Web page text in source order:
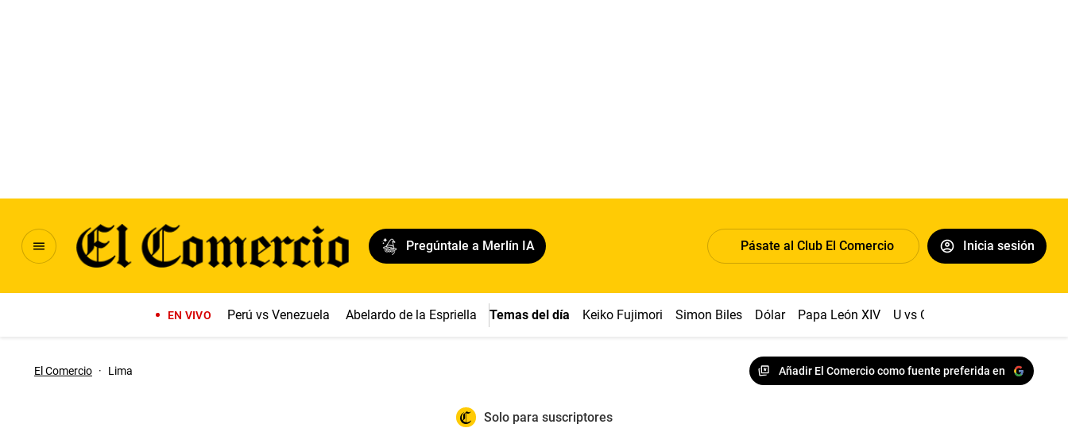
Pregúntale a Merlín IA Pásate al Club El Comercio Inicia sesión
EN VIVO Perú vs Venezuela Abelardo de la Espriella Temas del día Keiko Fujimori Simon Biles Dólar Papa León XIV U vs Cristal
El Comercio · Lima Añadir El Comercio como fuente preferida en
Solo para suscriptores